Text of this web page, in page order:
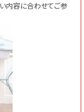
い内容に合わせてご参